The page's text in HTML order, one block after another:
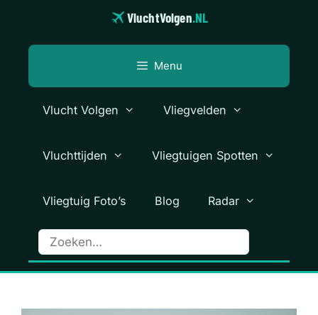
VluchtVolgen.NL
Menu
Vlucht Volgen Vliegvelden
Vluchttijden Vliegtuigen Spotten
Vliegtuig Foto’s Blog Radar